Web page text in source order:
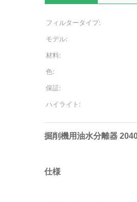
フィルタータイプ:
モデル:
材料:
色:
保証:
ハイライト:
掘削機用油水分離器
仕様